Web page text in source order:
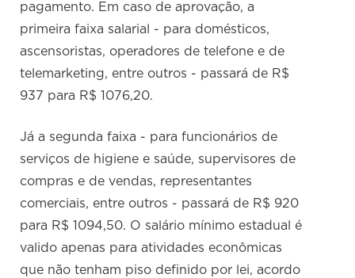
pagamento. Em caso de aprovação, a
primeira faixa salarial - para domésticos,
ascensoristas, operadores de telefone e de
telemarketing, entre outros - passará de R$
937 para R$ 1076,20.
Já a segunda faixa - para funcionários de
serviços de higiene e saúde, supervisores de
compras e de vendas, representantes
comerciais, entre outros - passará de R$ 920
para R$ 1094,50. O salário mínimo estadual é
valido apenas para atividades econômicas
que não tenham piso definido por lei, acordo